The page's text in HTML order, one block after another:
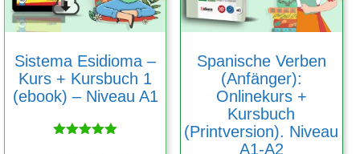
Sistema Esidioma –
Kurs + Kursbuch 1
(ebook) – Niveau A1
Spanische Verben
(Anfänger):
Onlinekurs +
Kursbuch
(Printversion). Niveau
A1-A2